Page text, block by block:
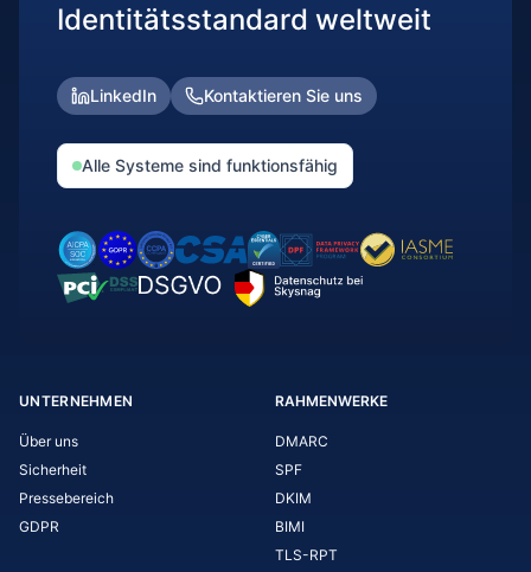
Identitätsstandard weltweit
LinkedIn Kontaktieren Sie uns
Alle Systeme sind funktionsfähig
UNTERNEHMEN
Über uns
Sicherheit
Pressebereich
GDPR
RAHMENWERKE
DMARC
SPF
DKIM
BIMI
TLS-RPT